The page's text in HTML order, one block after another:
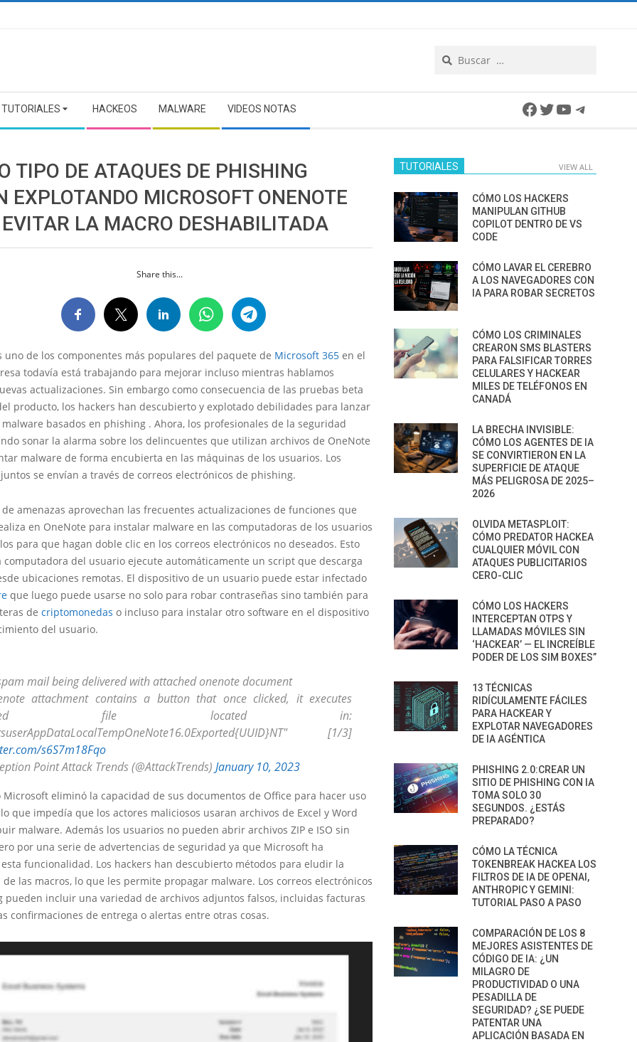
TUTORIALES HACKEOS MALWARE VIDEOS NOTAS Facebook
Twitter
YouTube
TIPO DE ATAQUES DE PHISHING
EXPLOTANDO MICROSOFT ONENOTE
LA MACRO DESHABILITADA
Share this...
uno de los componentes más populares del paquete de Microsoft 365 en el
todavía está trabajando para mejorar incluso mientras hablamos
actualizaciones. Sin embargo como consecuencia de las pruebas beta
producto, los hackers han descubierto y explotado debilidades para lanzar
basados ​​en phishing . Ahora, los profesionales de la seguridad
sonar la alarma sobre los delincuentes que utilizan archivos de OneNote
malware de forma encubierta en las máquinas de los usuarios. Los
se envían a través de correos electrónicos de phishing.
de amenazas aprovechan las frecuentes actualizaciones de funciones que
en OneNote para instalar malware en las computadoras de los usuarios
para que hagan doble clic en los correos electrónicos no deseados. Esto
computadora del usuario ejecute automáticamente un script que descarga
ubicaciones remotas. El dispositivo de un usuario puede estar infectado
que luego puede usarse no solo para robar contraseñas sino también para
de criptomonedas o incluso para instalar otro software en el dispositivo
del usuario.
mail being delivered with attached onenote document
attachment contains a button that once clicked, it executes
file located in:
[1/3]
s6S7m18Fqo
Point Attack Trends (@AttackTrends) January 10, 2023
eliminó la capacidad de sus documentos de Office para hacer uso
que impedía que los actores maliciosos usaran archivos de Excel y Word
malware. Además los usuarios no pueden abrir archivos ZIP e ISO sin
por una serie de advertencias de seguridad ya que Microsoft ha
funcionalidad. Los hackers han descubierto métodos para eludir la
las macros, lo que les permite propagar malware. Los correos electrónicos
pueden incluir una variedad de archivos adjuntos falsos, incluidas facturas
confirmaciones de entrega o alertas entre otras cosas.
TUTORIALES VIEW ALL
CÓMO LOS HACKERS
MANIPULAN GITHUB
COPILOT DENTRO DE VS
CODE
CÓMO LAVAR EL CEREBRO
A LOS NAVEGADORES CON
IA PARA ROBAR SECRETOS
CÓMO LOS CRIMINALES
CREARON SMS BLASTERS
PARA FALSIFICAR TORRES
CELULARES Y HACKEAR
MILES DE TELÉFONOS EN
CANADÁ
LA BRECHA INVISIBLE:
CÓMO LOS AGENTES DE IA
SE CONVIRTIERON EN LA
SUPERFICIE DE ATAQUE
MÁS PELIGROSA DE 2025–
2026
OLVIDA METASPLOIT:
CÓMO PREDATOR HACKEA
CUALQUIER MÓVIL CON
ATAQUES PUBLICITARIOS
CERO-CLIC
CÓMO LOS HACKERS
INTERCEPTAN OTPS Y
LLAMADAS MÓVILES SIN
‘HACKEAR’ — EL INCREÍBLE
PODER DE LOS SIM BOXES”
13 TÉCNICAS
RIDÍCULAMENTE FÁCILES
PARA HACKEAR Y
EXPLOTAR NAVEGADORES
DE IA AGÉNTICA
PHISHING 2.0:CREAR UN
SITIO DE PHISHING CON IA
TOMA SOLO 30
SEGUNDOS. ¿ESTÁS
PREPARADO?
CÓMO LA TÉCNICA
TOKENBREAK HACKEA LOS
FILTROS DE IA DE OPENAI,
ANTHROPIC Y GEMINI:
TUTORIAL PASO A PASO
COMPARACIÓN DE LOS 8
MEJORES ASISTENTES DE
CÓDIGO DE IA: ¿UN
MILAGRO DE
PRODUCTIVIDAD O UNA
PESADILLA DE
SEGURIDAD? ¿SE PUEDE
PATENTAR UNA
APLICACIÓN BASADA EN